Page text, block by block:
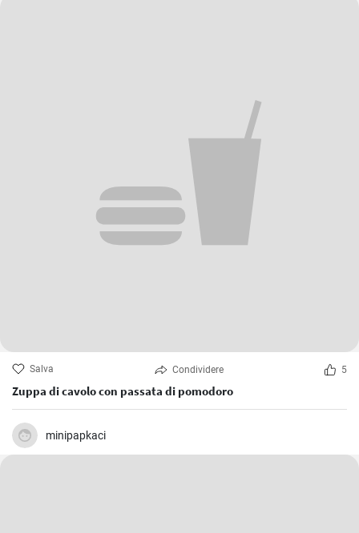
Salva Condividere 5
Zuppa di cavolo con passata di pomodoro
minipapkaci